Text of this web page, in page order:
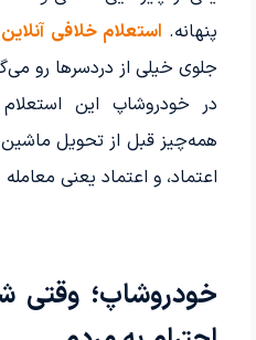
پنهانه. استعلام خلافی آنلاین
جلوی خیلی از دردسرها رو
در خودروشاپ این
همه‌چیز قبل از تحویل
اعتماد، و اعتماد یعنی
خودروشاپ؛ وقتی